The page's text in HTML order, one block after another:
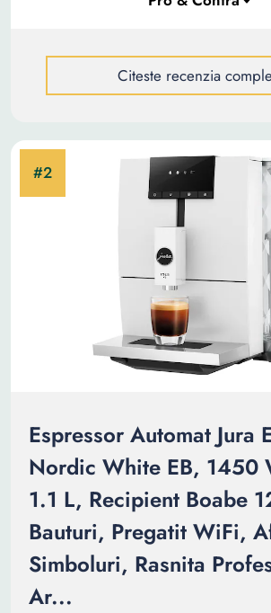
Citeste recenzia
Espressor Automat Jura
Nordic White EB, 1450
1.1 L, Recipient Boabe
Bauturi, Pregatit WiFi,
Simboluri, Rasnita
Ar...